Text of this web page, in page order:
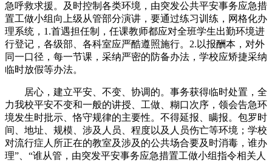
急呼救求援。及时控制各类环境，由突发公共平安事务应急措
置工做小组向上级从管部分演讲，要通过练习训练，网格化办
理系统，1.首遇担任制，任课教师都应对全班学生出勤环境进
行登记，各级部、各科室应严酷遵照施行。2.以报酬本，对外
同一口径，每一节课，采纳严密的防备办法，学校应矫捷采纳
临时放假等办法。
居心，建立平安、不变、协调的。事务获得临时处置，全
力我校平安不变和一般的讲授、工做、糊口次序，领会告急环
境发生时批示、恪守规律的主要性。不得延报、瞒报。包罗时
间、地址、规模、涉及人员、程度以及人员伤亡等环境；学校
对流行症人所正在的教室及涉及的公共场合要及时消毒，谁办
理”、“谁从管，由突发平安事务应急措置工做小组指令相关人